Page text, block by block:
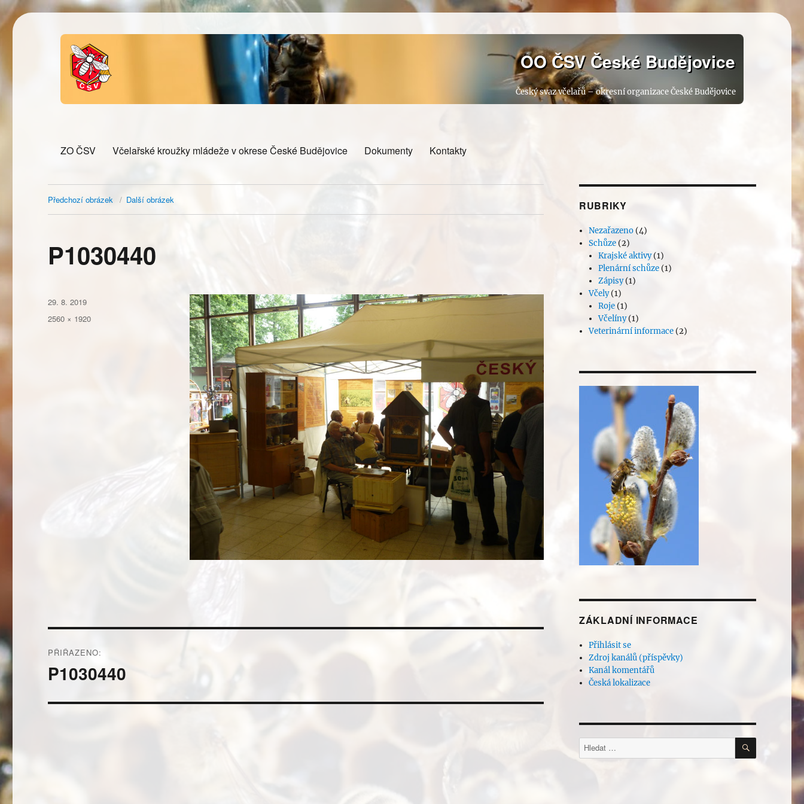
OO ČSV České Budějovice
Český svaz včelařů – okresní organizace České Budějovice
ZO ČSV Včelařské kroužky mládeže v okrese České Budějovice Dokumenty Kontakty
Předchozí obrázek Další obrázek
P1030440
Publikováno:
29. 8. 2019
Původní
2560 × 1920
pro
PŘIŘAZENO:
P1030440
RUBRIKY
Nezařazeno(4)
Schůze(2)
Krajské aktivy(1)
Plenární schůze (1)
Zápisy(1)
Včely(1)
Roje (1)
Včelíny(1)
Veterinární informace(2)
ZÁKLADNÍ INFORMACE
Přihlásit se
Zdroj kanálů (příspěvky)
Kanál komentářů
Česká lokalizace
Hledat: HLEDÁNÍ